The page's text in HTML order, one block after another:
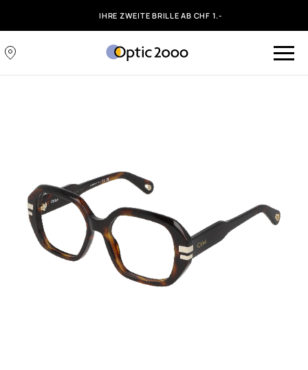
IHRE ZWEITE BRILLE AB CHF 1.-